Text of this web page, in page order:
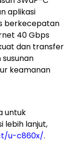
aplikasi
berkecepatan
40 Gbps
dan transfer
keamanan
untuk
lebih lanjut,
u-c860x/.